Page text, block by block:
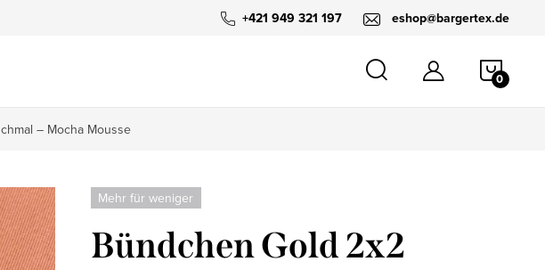
+421 949 321 197 eshop@bargertex.de
– Mocha Mousse
Mehr für weniger
Bündchen Gold 2x2